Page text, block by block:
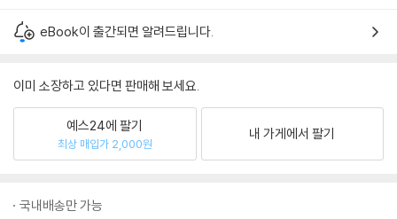
eBook이 출간되면 알려드립니다.
이미 소장하고 있다면 판매해 보세요.
예스24에 팔기
최상 매입가 2,000원
내 가게에서 팔기
국내배송만 가능